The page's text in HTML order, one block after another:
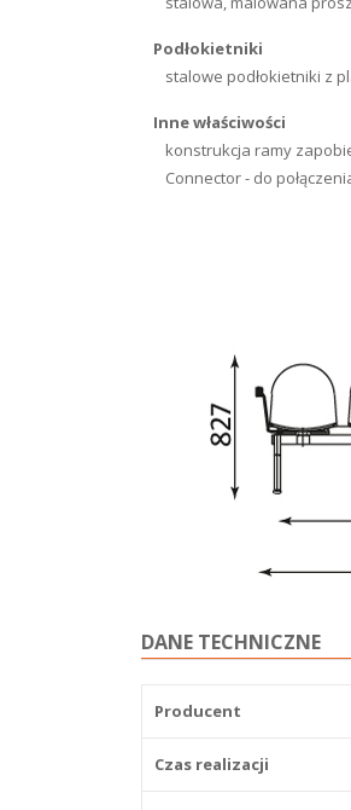
Podłokietniki
stalowe podłokietniki z
Inne właściwości
konstrukcja ramy
Connector - do
DANE TECHNICZNE
Producent
Czas realizacji